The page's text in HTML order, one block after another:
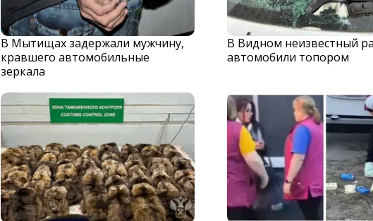
В Мытищах задержали мужчину,
кравшего автомобильные
зеркала
В Видном неизвестный
автомобили топором